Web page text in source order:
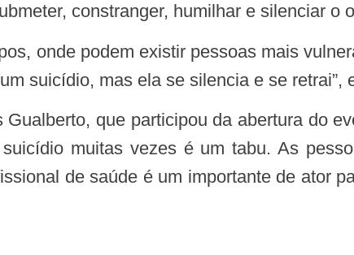
constranger, humilhar e silenciar o
suicídio, mas ela se silencia e se retrai”,
muitas vezes é um tabu. As
de saúde é um importante de ator